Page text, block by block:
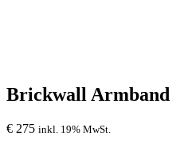
Brickwall Armband
€ 275 inkl. 19% MwSt.